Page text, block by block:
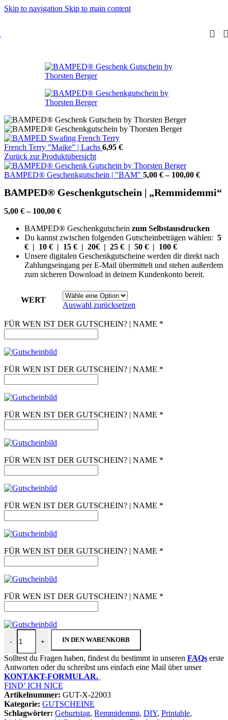
Skip to navigation Skip to main content
French Terry "Maike" | Lachs 6,95 €
Zurück zur Produktübersicht
BAMPED® Geschenkgutschein | "BAM" 5,00 €– 100,00 €
BAMPED® Geschenkgutschein | „Remmidemmi“
5,00 €– 100,00 €
BAMPED® Geschenkgutschein zum Selbstausdrucken
Du kannst zwischen folgenden Gutscheinbeträgen wählen: 5
€ | 10 € | 15 € | 20€ | 25 € | 50 € | 100 €
Unsere digitalen Geschenkgutscheine werden dir direkt nach
Zahlungseingang per E-Mail übermittelt und stehen außerdem
zum sicheren Download in deinem Kundenkonto bereit.
WERT
Auswahl zurücksetzen
FÜR WEN IST DER GUTSCHEIN? | NAME *
FÜR WEN IST DER GUTSCHEIN? | NAME *
FÜR WEN IST DER GUTSCHEIN? | NAME *
FÜR WEN IST DER GUTSCHEIN? | NAME *
FÜR WEN IST DER GUTSCHEIN? | NAME *
FÜR WEN IST DER GUTSCHEIN? | NAME *
FÜR WEN IST DER GUTSCHEIN? | NAME *
-
BAMPED® Geschenkgutschein | "Remmidemmi" Menge
+ IN DEN WARENKORB
Solltest du Fragen haben, findest du bestimmt in unseren FAQs erste
Antworten oder du schreibst uns einfach eine Mail über unser
KONTAKT-FORMULAR.
FIND’ ICH NICE
Artikelnummer: GUT-X-22003
Kategorie: GUTSCHEINE
Schlagwörter: Geburtstag, Remmidemmi, DIY, Printable,